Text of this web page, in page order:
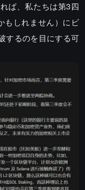
ば、私たちは第3四
もしれません）にビ
するのを目にする可